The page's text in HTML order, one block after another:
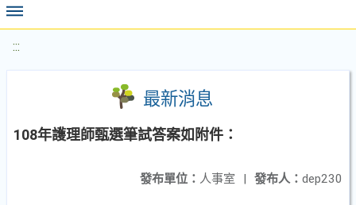
:::
最新消息
108年護理師甄選筆試答案如附件：
發布人： dep230
發布單位： 人事室 |